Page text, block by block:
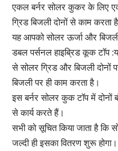
एकल बर्नर सोलर कुकर के लिए
ग्रिड बिजली दोनों से काम करता
यह आपको सोलर ऊर्जा और
डबल पर्सनल हाइब्रिड कूक टॉप
से सोलर ग्रिड और बिजली दोनों
बिजली पर ही काम करता है।
इस बर्नर सोलर कुक टॉप में
से कार्य करते हैं।
सभी को सूचित किया जाता है
जल्दी ही इसका वितरण शुरू होगा।